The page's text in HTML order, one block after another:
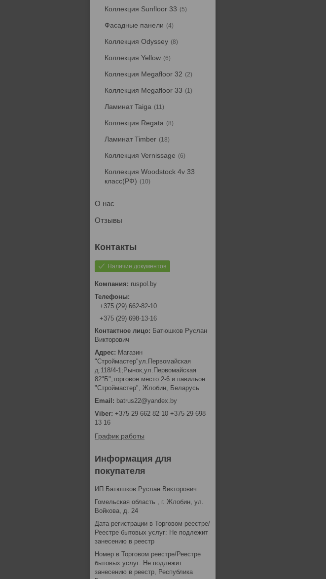
Коллекция Sunfloor 33 5
Фасадные панели 4
Коллекция Odyssey 8
Коллекция Yellow 6
Коллекция Megafloor 32 2
Коллекция Megafloor 33 1
Ламинат Taiga 11
Коллекция Regata 8
Ламинат Timber 18
Коллекция Vernissage 6
Коллекция Woodstock 4v 33
класс(РФ)
10
О нас
Отзывы
Наличие документов
ruspol.by
+375 (29) 662-82-10
+375 (29) 698-13-16
Батюшков Руслан
Викторович
Магазин
"Строймастер"ул.Первомайская
д.118/4-1;Рынок,ул.Первомайская
82"Б",торговое место 2-6 и павильон
"Строймастер", Жлобин, Беларусь
batrus22@yandex.by
+375 29 662 82 10 +375 29 698
13 16
График работы
Информация для
покупателя
ИП Батюшков Руслан Викторович
Гомельская область , г. Жлобин, ул.
Войкова, д. 24
Дата регистрации в Торговом реестре/
Реестре бытовых услуг: Не подлежит
занесению в реестр
Номер в Торговом реестре/Реестре
бытовых услуг: Не подлежит
занесению в реестр, Республика